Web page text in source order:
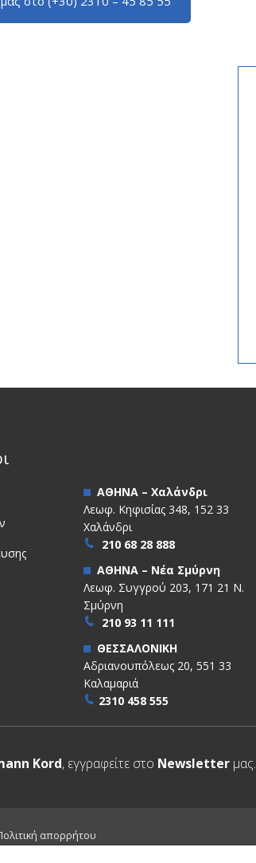
ΑΘΗΝΑ – Χαλάνδρι
Λεωφ. Κηφισίας 348, 152 33
Χαλάνδρι
210 68 28 888
ΑΘΗΝΑ – Νέα Σμύρνη
Λεωφ. Συγγρού 203, 171 21 Ν.
Σμύρνη
210 93 11 111
ΘΕΣΣΑΛΟΝΙΚΗ
Αδριανουπόλεως 20, 551 33
Καλαμαριά
2310 458 555
Kord, εγγραφείτε στο Newsletter μας.
απορρήτου